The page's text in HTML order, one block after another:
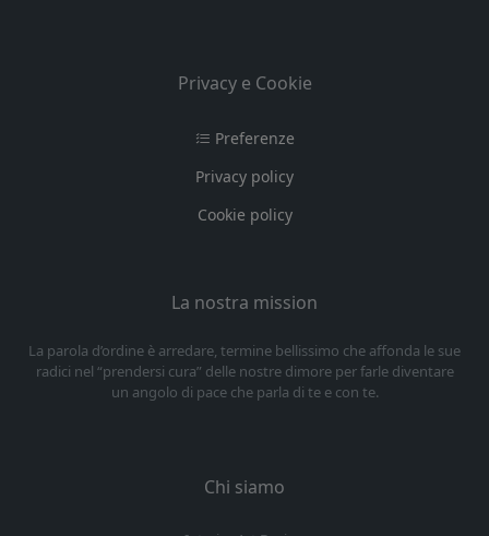
Privacy e Cookie
Preferenze
Privacy policy
Cookie policy
La nostra mission
La parola d’ordine è arredare, termine bellissimo che affonda le sue
radici nel “prendersi cura” delle nostre dimore per farle diventare
un angolo di pace che parla di te e con te.
Chi siamo